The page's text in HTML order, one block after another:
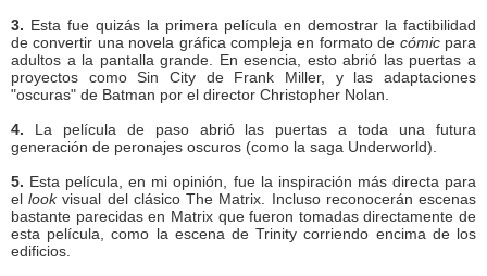
3. Esta fue quizás la primera película en demostrar la factibilidad
de convertir una novela gráfica compleja en formato de cómicpara
adultos a la pantalla grande. En esencia, esto abrió las puertas a
proyectos como Sin City de Frank Miller, y las adaptaciones
"oscuras" de Batman por el director Christopher Nolan.
4. La película de paso abrió las puertas a toda una futura
generación de peronajes oscuros (como la saga Underworld).
5. Esta película, en mi opinión, fue la inspiración más directa para
ellookvisual del clásico The Matrix. Incluso reconocerán escenas
bastante parecidas en Matrix que fueron tomadas directamente de
esta película, como la escena de Trinity corriendo encima de los
edificios.